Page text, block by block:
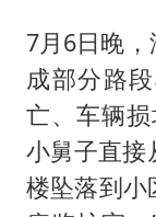
7月6日晚
成部分路
亡、车辆
小舅子直接
楼坠落到小